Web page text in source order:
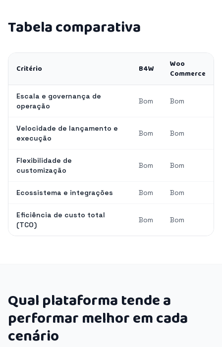
Tabela comparativa
Critério B4W
Woo
Commerce
Escala e governança de
operação
Bom Bom
Velocidade de lançamento e
execução
Bom Bom
Flexibilidade de
customização
Bom Bom
Ecossistema e integrações Bom Bom
Eficiência de custo total
(TCO)
Bom Bom
Qual plataforma tende a
performar melhor em cada
cenário